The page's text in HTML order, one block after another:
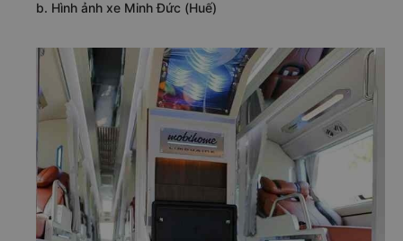
b. Hình ảnh xe Minh Đức (Huế)